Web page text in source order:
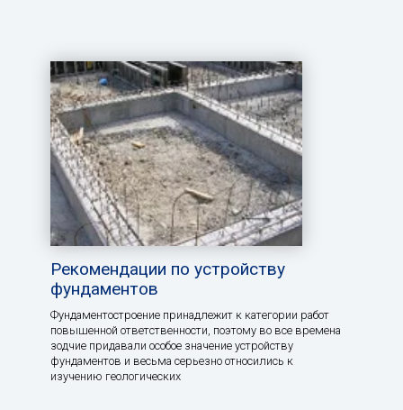
Рекомендации по устройству
фундаментов
Фундаментостроение принадлежит к категории работ
повышенной ответственности, поэтому во все времена
зодчие придавали особое значение устройству
фундаментов и весьма серьезно относились к
изучению геологических